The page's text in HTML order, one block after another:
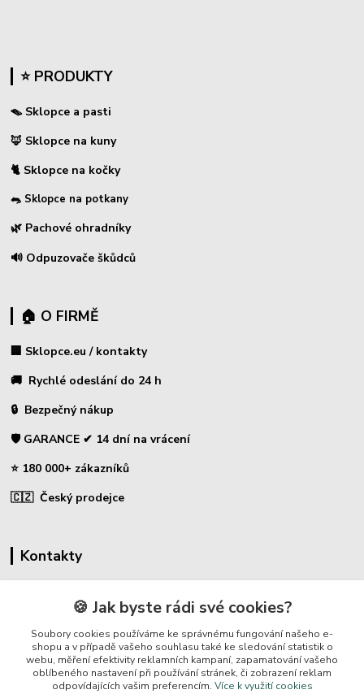
⭐ PRODUKTY
🪤 Sklopce a pasti
🦊 Sklopce na kuny
🐈 Sklopce na kočky
🐀 Sklopce na potkany
🌿 Pachové ohradníky
🔊 Odpuzovače škůdců
🏠 O FIRMĚ
🏢 Sklopce.eu / kontakty
🚚 Rychlé odeslání do 24 h
🔒 Bezpečný nákup
🛡️ GARANCE ✔ 14 dní na vrácení
⭐ 180 000+ zákazníků
🇨🇿 Český prodejce
Kontakty
🛡️ Zákaznická podpora
📞 728 007 997
⏰ Po-Pá | 7:00 - 13:30 |
🍪 Jak byste rádi své cookies?
Soubory cookies používáme ke správnému fungování našeho e-
shopu a v případě vašeho souhlasu také ke sledování statistik o
webu, měření efektivity reklamních kampaní, zapamatování vašeho
oblíbeného nastavení při používání stránek, či zobrazení reklam
odpovídajících vašim preferencím. Více k využití cookies